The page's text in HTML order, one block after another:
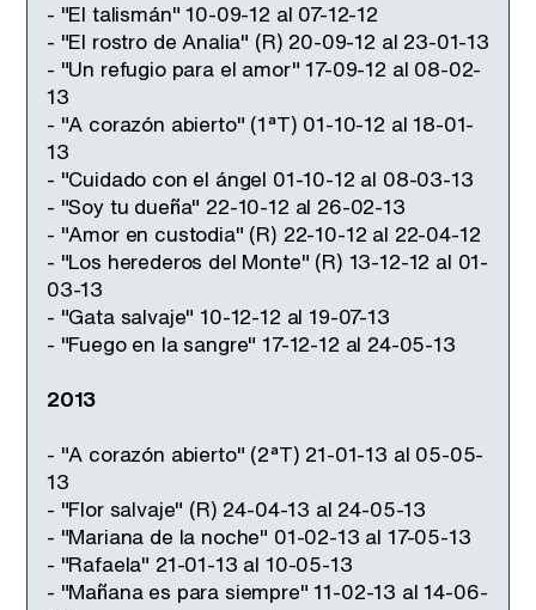
- "El talismán" 10-09-12 al 07-12-12
- "El rostro de Analia" (R) 20-09-12 al 23-01-13
- "Un refugio para el amor" 17-09-12 al 08-02-
13
- "A corazón abierto" (1ªT) 01-10-12 al 18-01-
13
- "Cuidado con el ángel 01-10-12 al 08-03-13
- "Soy tu dueña" 22-10-12 al 26-02-13
- "Amor en custodia" (R) 22-10-12 al 22-04-12
- "Los herederos del Monte" (R) 13-12-12 al 01-
03-13
- "Gata salvaje" 10-12-12 al 19-07-13
- "Fuego en la sangre" 17-12-12 al 24-05-13
2013
- "A corazón abierto" (2ªT) 21-01-13 al 05-05-
13
- "Flor salvaje" (R) 24-04-13 al 24-05-13
- "Mariana de la noche" 01-02-13 al 17-05-13
- "Rafaela" 21-01-13 al 10-05-13
- "Mañana es para siempre" 11-02-13 al 14-06-